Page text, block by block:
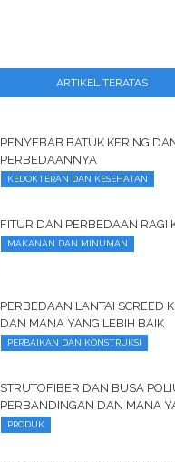
ARTIKEL TERATAS
PENYEBAB BATUK KERING
PERBEDAANNYA
KEDOKTERAN DAN KESEHATAN
FITUR DAN PERBEDAAN RAGI
MAKANAN DAN MINUMAN
PERBEDAAN LANTAI SCREED
DAN MANA YANG LEBIH BAIK
PERBAIKAN DAN KONSTRUKSI
STRUTOFIBER DAN BUSA
PERBANDINGAN DAN MANA
PRODUK